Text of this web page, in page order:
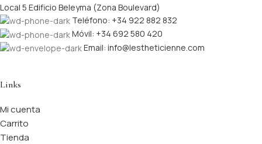
Local 5 Edificio Beleyma (Zona Boulevard)
Teléfono: +34 922 882 832
Móvil: +34 692 580 420
Email: info@lestheticienne.com
Links
Mi cuenta
Carrito
Tienda